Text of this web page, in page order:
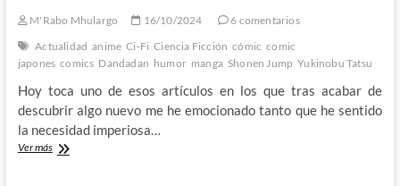
M'Rabo Mhulargo 16/10/2024
6 comentarios
Actualidad anime Ci-Fi Ciencia Ficción cómic comic
japones comics Dandadan humor manga Shonen Jump Yukinobu Tatsu
Hoy toca uno de esos artículos en los que tras acabar de
descubrir algo nuevo me he emocionado tanto que he sentido
la necesidad imperiosa…
Ver másDandadan: